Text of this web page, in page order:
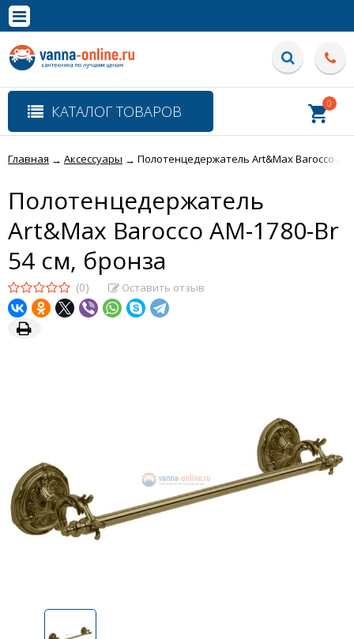
Полная версия сайта
КАТАЛОГ ТОВАРОВ 0
Главная → Аксессуары → Полотенцедержатель Art&Max Barocco
Полотенцедержатель
Art&Max Barocco AM-1780-Br
54 см, бронза
(0) Оставить отзыв